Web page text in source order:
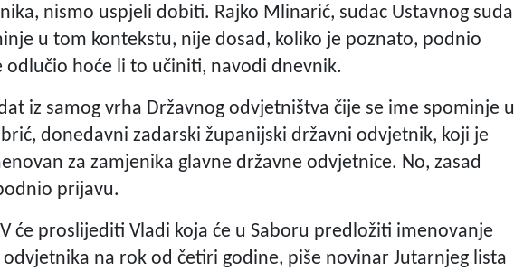
nismo uspjeli dobiti. Rajko Mlinarić, sudac Ustavnog suda
u tom kontekstu, nije dosad, koliko je poznato, podnio
odlučio hoće li to učiniti, navodi dnevnik.
iz samog vrha Državnog odvjetništva čije se ime spominje u
donedavni zadarski županijski državni odvjetnik, koji je
za zamjenika glavne državne odvjetnice. No, zasad
prijavu.
će proslijediti Vladi koja će u Saboru predložiti imenovanje
na rok od četiri godine, piše novinar Jutarnjeg lista